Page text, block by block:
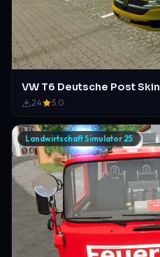
VW T6 Deutsche Post Skin
24 5.0
Landwirtschaft Simulator 25